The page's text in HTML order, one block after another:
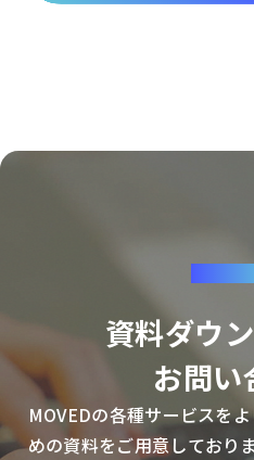
資料ダウ
お問い
MOVEDの各種サービスを
めの資料をご用意しており